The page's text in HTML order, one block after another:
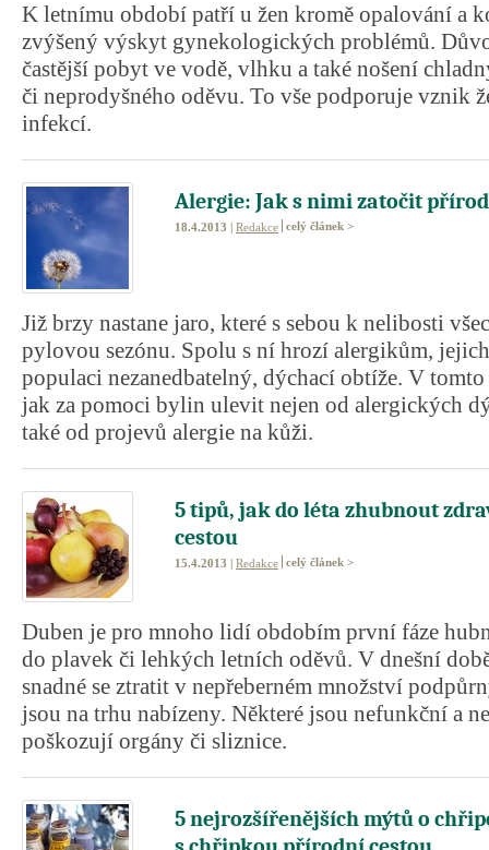
K letnímu období patří u žen kromě opalování a
zvýšený výskyt gynekologických problémů.
častější pobyt ve vodě, vlhku a také nošení
či neprodyšného oděvu. To vše podporuje vznik
infekcí.
Alergie: Jak s nimi zatočit
18.4.2013 | Redakce celý článek >
Již brzy nastane jaro, které s sebou k nelibosti
pylovou sezónu. Spolu s ní hrozí alergikům,
populaci nezanedbatelný, dýchací obtíže. V
jak za pomoci bylin ulevit nejen od alergických
také od projevů alergie na kůži.
5 tipů, jak do léta zhubnout
cestou
15.4.2013 | Redakce celý článek >
Duben je pro mnoho lidí obdobím první fáze
do plavek či lehkých letních oděvů. V dnešní
snadné se ztratit v nepřeberném množství
jsou na trhu nabízeny. Některé jsou nefunkční a
poškozují orgány či sliznice.
5 nejrozšířenějších mýtů o